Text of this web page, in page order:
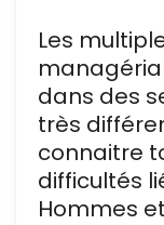
Les
dans des
très
connaitre
difficultés
Hommes